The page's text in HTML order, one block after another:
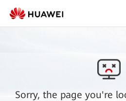
Sorry, the page you're